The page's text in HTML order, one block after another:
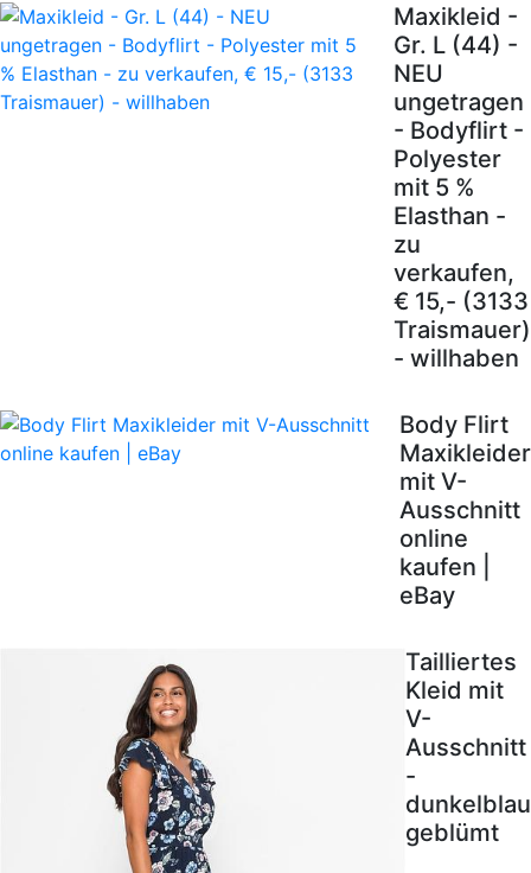
Maxikleid -
Gr. L (44) -
NEU
ungetragen
- Bodyflirt -
Polyester
mit 5 %
Elasthan -
zu
verkaufen,
€ 15,- (3133
Traismauer)
- willhaben
Body Flirt
Maxikleider
mit V-
Ausschnitt
online
kaufen |
eBay
Tailliertes
Kleid mit
V-
Ausschnitt
-
dunkelblau
geblümt